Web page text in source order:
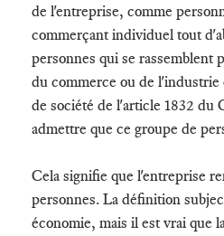
de l'entreprise, comme
commerçant individuel tout
personnes qui se rassemblent
du commerce ou de
de société de l'article 1832 du
admettre que ce groupe de
Cela signifie que l'entreprise
personnes. La définition
économie, mais il est vrai que